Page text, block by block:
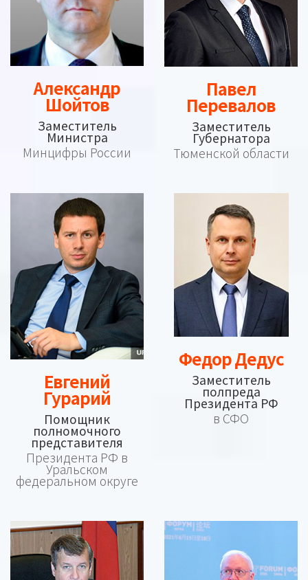
Александр
Шойтов
Заместитель
Министра
Минцифры России
Павел
Перевалов
Заместитель
Губернатора
Тюменской области
Евгений
Гурарий
Помощник
полномочного
представителя
Президента РФ в
Уральском
федеральном округе
Федор Дедус
Заместитель
полпреда
Президента РФ
в СФО